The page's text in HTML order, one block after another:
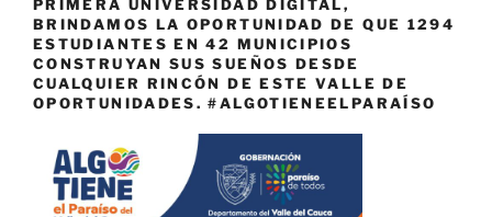
PRIMERA UNIVERSIDAD DIGITAL,
BRINDAMOS LA OPORTUNIDAD DE QUE 1294
ESTUDIANTES EN 42 MUNICIPIOS
CONSTRUYAN SUS SUEÑOS DESDE
CUALQUIER RINCÓN DE ESTE VALLE DE
OPORTUNIDADES. #ALGOTIENEELPARAÍSO